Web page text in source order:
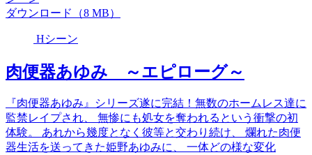
ダウンロード（8 MB）
Hシーン
肉便器あゆみ ～エピローグ～
『肉便器あゆみ』シリーズ遂に完結！無数のホームレス達に
監禁レイプされ、 無惨にも処女を奪われるという衝撃の初
体験。 あれから幾度となく彼等と交わり続け、 爛れた肉便
器生活を送ってきた姫野あゆみに、 一体どの様な変化